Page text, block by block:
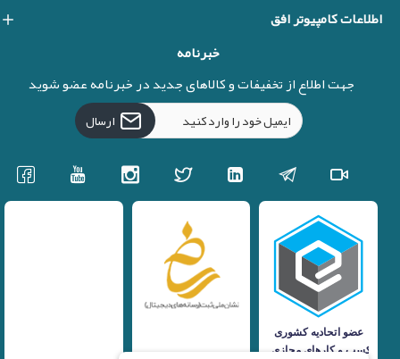
اطلاعات کامپیوتر افق
خبرنامه
جهت اطلاع از تخفیفات و کالاهای جدید در خبرنامه عضو شوید
ارسال